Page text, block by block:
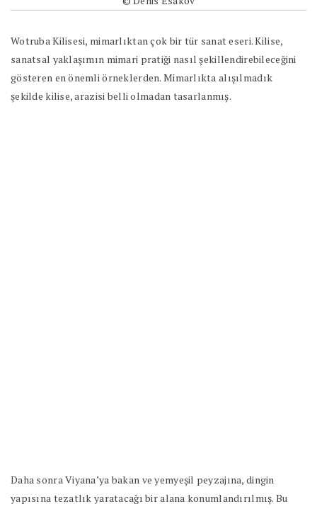
Wotruba Kilisesi, mimarlıktan çok bir tür sanat eseri. Kilise,
sanatsal yaklaşımın mimari pratiği nasıl şekillendirebileceğini
gösteren en önemli örneklerden. Mimarlıkta alışılmadık
şekilde kilise, arazisi belli olmadan tasarlanmış.
Daha sonra Viyana’ya bakan ve yemyeşil peyzajına, dingin
yapısına tezatlık yaratacağı bir alana konumlandırılmış. Bu